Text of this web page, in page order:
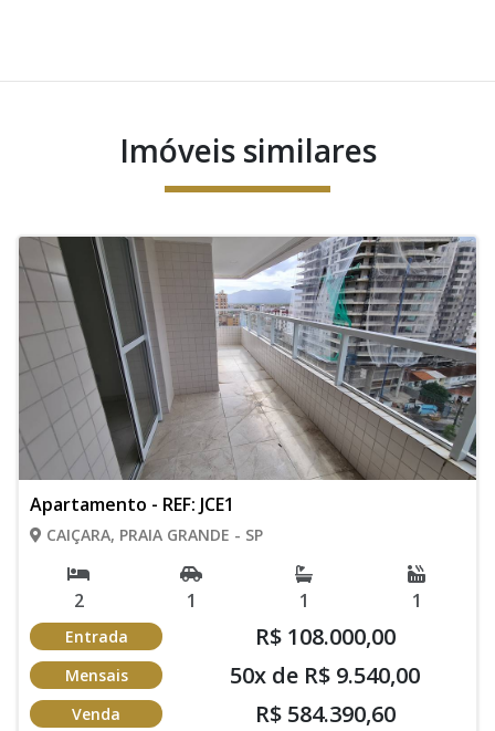
Imóveis similares
Apartamento - REF: JCE1
CAIÇARA, PRAIA GRANDE - SP
2 1 1 1
Entrada R$ 108.000,00
Mensais 50x de R$ 9.540,00
Venda R$ 584.390,60